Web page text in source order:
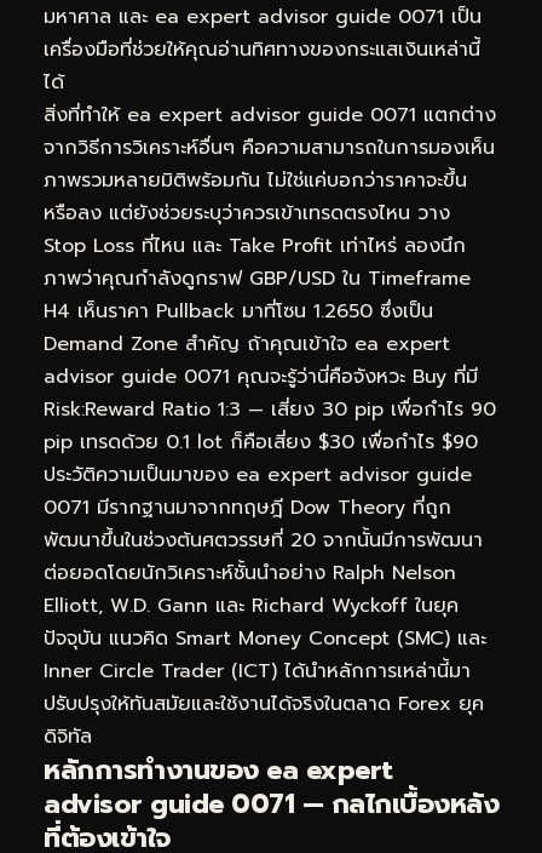
มหาศาล และ ea expert advisor guide 0071 เป็น
เครื่องมือที่ช่วยให้คุณอ่านทิศทางของกระแสเงินเหล่านี้
ได้
สิ่งที่ทำให้ ea expert advisor guide 0071 แตกต่าง
จากวิธีการวิเคราะห์อื่นๆ คือความสามารถในการมองเห็น
ภาพรวมหลายมิติพร้อมกัน ไม่ใช่แค่บอกว่าราคาจะขึ้น
หรือลง แต่ยังช่วยระบุว่าควรเข้าเทรดตรงไหน วาง
Stop Loss ที่ไหน และ Take Profit เท่าไหร่ ลองนึก
ภาพว่าคุณกำลังดูกราฟ GBP/USD ใน Timeframe
H4 เห็นราคา Pullback มาที่โซน 1.2650 ซึ่งเป็น
Demand Zone สำคัญ ถ้าคุณเข้าใจ ea expert
advisor guide 0071 คุณจะรู้ว่านี่คือจังหวะ Buy ที่มี
Risk:Reward Ratio 1:3 — เสี่ยง 30 pip เพื่อกำไร 90
pip เทรดด้วย 0.1 lot ก็คือเสี่ยง $30 เพื่อกำไร $90
ประวัติความเป็นมาของ ea expert advisor guide
0071 มีรากฐานมาจากทฤษฎี Dow Theory ที่ถูก
พัฒนาขึ้นในช่วงต้นศตวรรษที่ 20 จากนั้นมีการพัฒนา
ต่อยอดโดยนักวิเคราะห์ชั้นนำอย่าง Ralph Nelson
Elliott, W.D. Gann และ Richard Wyckoff ในยุค
ปัจจุบัน แนวคิด Smart Money Concept (SMC) และ
Inner Circle Trader (ICT) ได้นำหลักการเหล่านี้มา
ปรับปรุงให้ทันสมัยและใช้งานได้จริงในตลาด Forex ยุค
ดิจิทัล
หลักการทำงานของ ea expert
advisor guide 0071 — กลไกเบื้องหลัง
ที่ต้องเข้าใจ